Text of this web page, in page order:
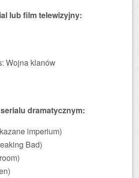
lub film telewizyjny:
Wojna klanów
dramatycznym:
imperium)
Bad)